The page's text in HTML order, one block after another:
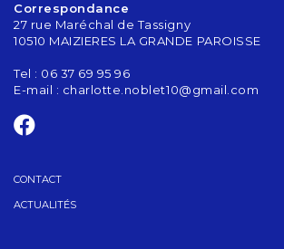
Correspondance
27 rue Maréchal de Tassigny
10510 MAIZIERES LA GRANDE PAROISSE
Tel : 06 37 69 95 96
E-mail : charlotte.noblet10@gmail.com
CONTACT
ACTUALITÉS